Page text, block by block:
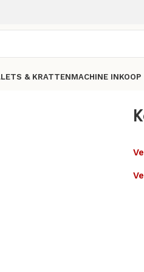
& KRATTENMACHINE INKOOP